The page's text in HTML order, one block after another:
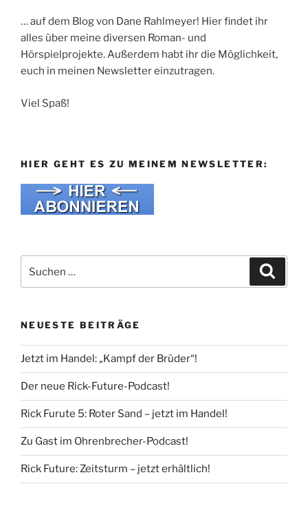
… auf dem Blog von Dane Rahlmeyer! Hier findet ihr
alles über meine diversen Roman- und
Hörspielprojekte. Außerdem habt ihr die Möglichkeit,
euch in meinen Newsletter einzutragen.
Viel Spaß!
HIER GEHT ES ZU MEINEM NEWSLETTER:
nach:
NEUESTE BEITRÄGE
Jetzt im Handel: „Kampf der Brüder“!
Der neue Rick-Future-Podcast!
Rick Furute 5: Roter Sand – jetzt im Handel!
Zu Gast im Ohrenbrecher-Podcast!
Rick Future: Zeitsturm – jetzt erhältlich!